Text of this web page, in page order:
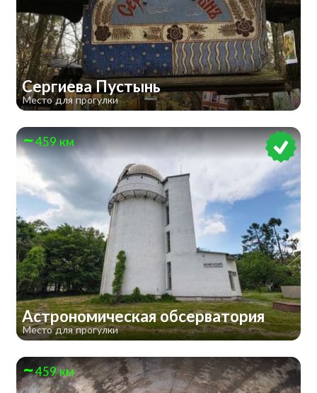
Сергиева Пустынь
Место для прогулки
459 км
Астрономическая обсерватория
Место для прогулки
459 км